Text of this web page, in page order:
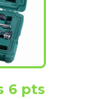
6 pts